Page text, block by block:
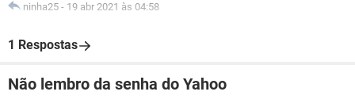
ninha25 - 19 abr 2021 às 04:58
1 Respostas
Não lembro da senha do Yahoo